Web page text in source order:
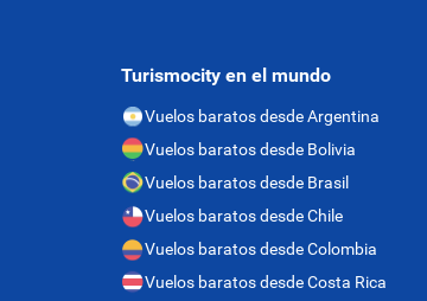
Turismocity en el mundo
Vuelos baratos desde Argentina
Vuelos baratos desde Bolivia
Vuelos baratos desde Brasil
Vuelos baratos desde Chile
Vuelos baratos desde Colombia
Vuelos baratos desde Costa Rica